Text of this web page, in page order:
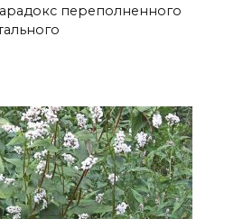
переполненного